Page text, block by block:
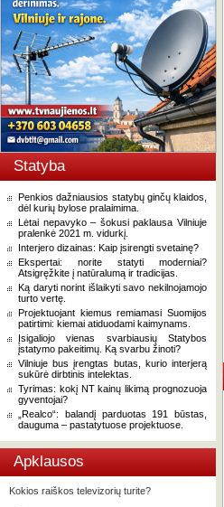
Statyba
Penkios dažniausios statybų ginčų klaidos,
dėl kurių bylose pralaimima.
Lėtai nepavyko – šokusi paklausa Vilniuje
pralenkė 2021 m. vidurkį.
Interjero dizainas: Kaip įsirengti svetainę?
Ekspertai: norite statyti moderniai?
Atsigręžkite į natūralumą ir tradicijas.
Ką daryti norint išlaikyti savo nekilnojamojo
turto vertę.
Projektuojant kiemus remiamasi Suomijos
patirtimi: kiemai atiduodami kaimynams.
Įsigaliojo vienas svarbiausių Statybos
įstatymo pakeitimų. Ką svarbu žinoti?
Vilniuje bus įrengtas butas, kurio interjerą
sukūrė dirbtinis intelektas.
Tyrimas: kokį NT kainų likimą prognozuoja
gyventojai?
„Realco“: balandį parduotas 191 būstas,
dauguma – pastatytuose projektuose.
Apklausos
Kokios raiškos televizorių turite?